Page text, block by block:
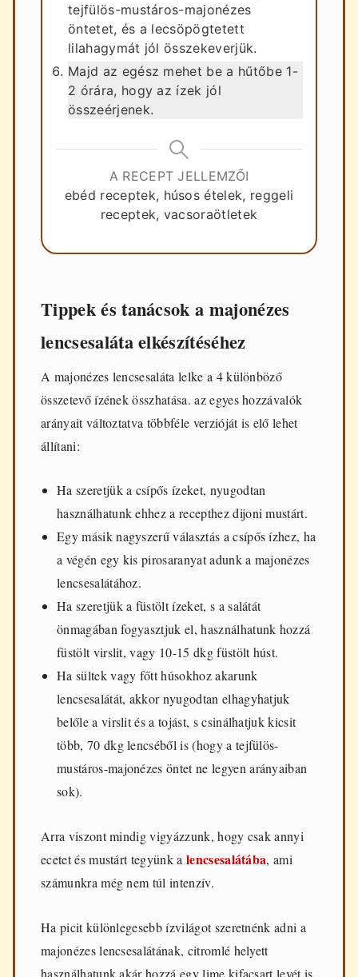
tejfülös-mustáros-majonézes
öntetet, és a lecsöpögtetett
lilahagymát jól összekeverjük.
Majd az egész mehet be a hűtőbe 1-
2 órára, hogy az ízek jól
összeérjenek.
A RECEPT JELLEMZŐI
ebéd receptek, húsos ételek, reggeli
receptek, vacsoraötletek
Tippek és tanácsok a majonézes
lencsesaláta elkészítéséhez
A majonézes lencsesaláta lelke a 4 különböző
összetevő ízének összhatása. az egyes hozzávalók
arányait változtatva többféle verzióját is elő lehet
állítani:
Ha szeretjük a csípős ízeket, nyugodtan
használhatunk ehhez a recepthez dijoni mustárt.
Egy másik nagyszerű választás a csípős ízhez, ha
a végén egy kis pirosaranyat adunk a majonézes
lencsesalátához.
Ha szeretjük a füstölt ízeket, s a salátát
önmagában fogyasztjuk el, használhatunk hozzá
füstölt virslit, vagy 10-15 dkg füstölt húst.
Ha sültek vagy főtt húsokhoz akarunk
lencsesalátát, akkor nyugodtan elhagyhatjuk
belőle a virslit és a tojást, s csinálhatjuk kicsit
több, 70 dkg lencséből is (hogy a tejfülös-
mustáros-majonézes öntet ne legyen arányaiban
sok).
Arra viszont mindig vigyázzunk, hogy csak annyi
ecetet és mustárt tegyünk a lencsesalátába, ami
számunkra még nem túl intenzív.
Ha picit különlegesebb ízvilágot szeretnénk adni a
majonézes lencsesalátának, citromlé helyett
használhatunk akár hozzá egy lime kifacsart levét is.